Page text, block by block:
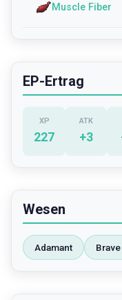
Muscle Fiber
EP-Ertrag
XP
227
ATK
+3
Wesen
Adamant Brave